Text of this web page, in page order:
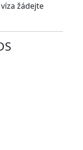
žádejte